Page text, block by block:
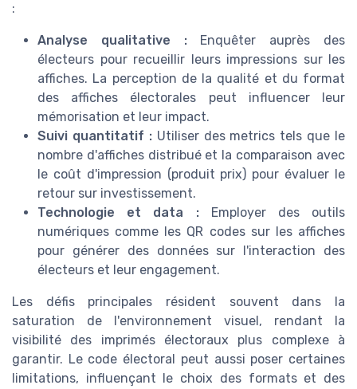
:
Analyse qualitative :Enquêter auprès des
électeurs pour recueillir leurs impressions sur les
affiches. La perception de la qualité et du format
des affiches électorales peut influencer leur
mémorisation et leur impact.
Suivi quantitatif :Utiliser des metrics tels que le
nombre d'affiches distribué et la comparaison avec
le coût d'impression (produit prix) pour évaluer le
retour sur investissement.
Technologie et data :Employer des outils
numériques comme les QR codes sur les affiches
pour générer des données sur l'interaction des
électeurs et leur engagement.
Les défis principales résident souvent dans la
saturation de l'environnement visuel, rendant la
visibilité des imprimés électoraux plus complexe à
garantir. Le code électoral peut aussi poser certaines
limitations, influençant le choix des formats et des